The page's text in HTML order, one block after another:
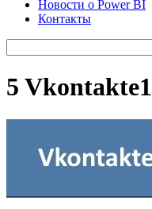
Новости о Power BI
Контакты
5 Vkontakte1